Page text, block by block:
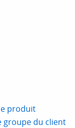
produit
groupe du client